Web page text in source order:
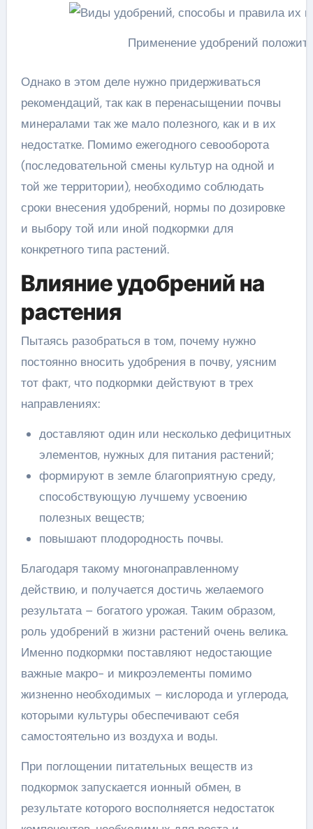
Применение удобрений
Однако в этом деле нужно придерживаться
рекомендаций, так как в перенасыщении почвы
минералами так же мало полезного, как и в их
недостатке. Помимо ежегодного севооборота
(последовательной смены культур на одной и
той же территории), необходимо соблюдать
сроки внесения удобрений, нормы по дозировке
и выбору той или иной подкормки для
конкретного типа растений.
Влияние удобрений на
растения
Пытаясь разобраться в том, почему нужно
постоянно вносить удобрения в почву, уясним
тот факт, что подкормки действуют в трех
направлениях:
доставляют один или несколько дефицитных
элементов, нужных для питания растений;
формируют в земле благоприятную среду,
способствующую лучшему усвоению
полезных веществ;
повышают плодородность почвы.
Благодаря такому многонаправленному
действию, и получается достичь желаемого
результата – богатого урожая. Таким образом,
роль удобрений в жизни растений очень велика.
Именно подкормки поставляют недостающие
важные макро- и микроэлементы помимо
жизненно необходимых – кислорода и углерода,
которыми культуры обеспечивают себя
самостоятельно из воздуха и воды.
При поглощении питательных веществ из
подкормок запускается ионный обмен, в
результате которого восполняется недостаток